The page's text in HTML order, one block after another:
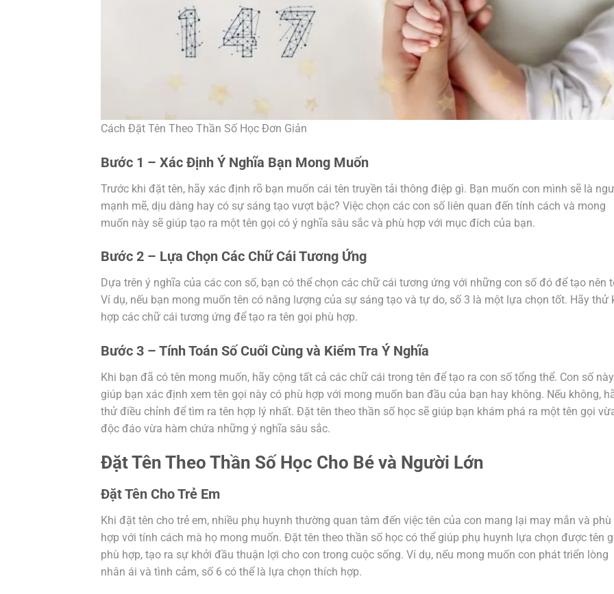
Cách Đặt Tên Theo Thần Số Học Đơn Giản
Bước 1 – Xác Định Ý Nghĩa Bạn Mong Muốn
Trước khi đặt tên, hãy xác định rõ bạn muốn cái tên truyền tải thông điệp gì. Bạn muốn con mình sẽ là
mạnh mẽ, dịu dàng hay có sự sáng tạo vượt bậc? Việc chọn các con số liên quan đến tính cách và mong
muốn này sẽ giúp tạo ra một tên gọi có ý nghĩa sâu sắc và phù hợp với mục đích của bạn.
Bước 2 – Lựa Chọn Các Chữ Cái Tương Ứng
Dựa trên ý nghĩa của các con số, bạn có thể chọn các chữ cái tương ứng với những con số đó để tạo nên
Ví dụ, nếu bạn mong muốn tên có năng lượng của sự sáng tạo và tự do, số 3 là một lựa chọn tốt. Hãy thử
hợp các chữ cái tương ứng để tạo ra tên gọi phù hợp.
Bước 3 – Tính Toán Số Cuối Cùng và Kiểm Tra Ý Nghĩa
Khi bạn đã có tên mong muốn, hãy cộng tất cả các chữ cái trong tên để tạo ra con số tổng thể. Con số
giúp bạn xác định xem tên gọi này có phù hợp với mong muốn ban đầu của bạn hay không. Nếu không,
thử điều chỉnh để tìm ra tên hợp lý nhất. Đặt tên theo thần số học sẽ giúp bạn khám phá ra một tên gọi
độc đáo vừa hàm chứa những ý nghĩa sâu sắc.
Đặt Tên Theo Thần Số Học Cho Bé và Người Lớn
Đặt Tên Cho Trẻ Em
Khi đặt tên cho trẻ em, nhiều phụ huynh thường quan tâm đến việc tên của con mang lại may mắn và phù
hợp với tính cách mà họ mong muốn. Đặt tên theo thần số học có thể giúp phụ huynh lựa chọn được tên
phù hợp, tạo ra sự khởi đầu thuận lợi cho con trong cuộc sống. Ví dụ, nếu mong muốn con phát triển lòng
nhân ái và tình cảm, số 6 có thể là lựa chọn thích hợp.